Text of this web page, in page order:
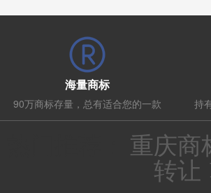
海量商标
90万商标存量，总有适合您的一款 持
重庆商
转让